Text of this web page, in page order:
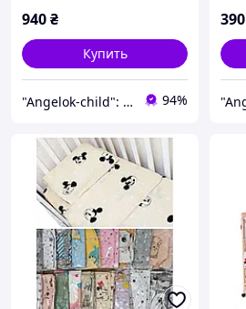
940₴
Купить
"Angelok-child": Интернет-магазин детских товаров. Зимние комбинезоны. Зимние конверты в коляску 94%
390